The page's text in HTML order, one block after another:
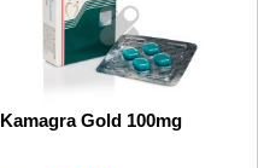
Kamagra Gold 100mg